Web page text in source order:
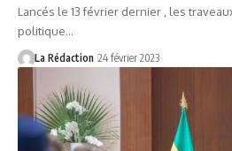
Lancés le 13 février dernier , les
politique…
La Rédaction 24 février 2023